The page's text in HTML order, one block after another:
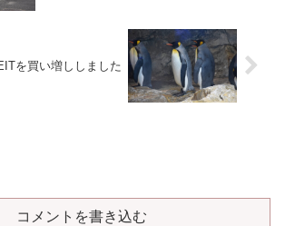
を買い増ししました
コメントを書き込む